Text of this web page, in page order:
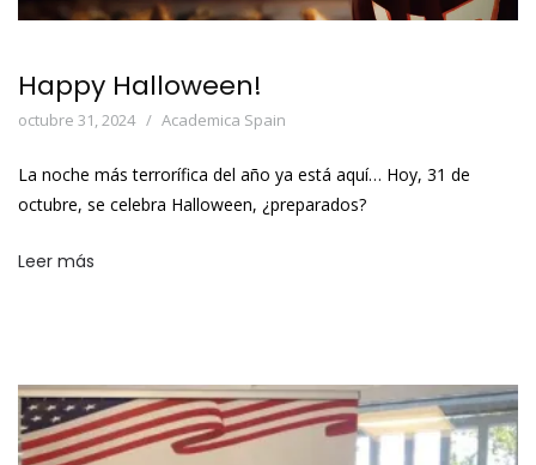
Happy Halloween!
octubre 31, 2024 Academica Spain
La noche más terrorífica del año ya está aquí… Hoy, 31 de
octubre, se celebra Halloween, ¿preparados?
Leer más